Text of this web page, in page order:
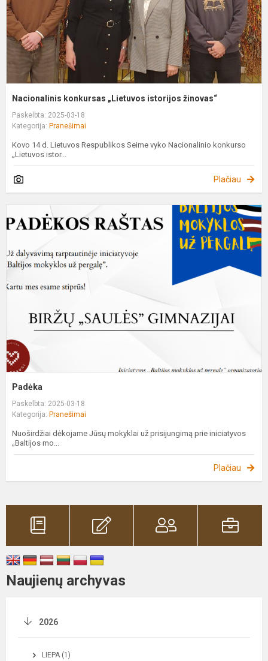
Nacionalinis konkursas „Lietuvos istorijos žinovas“
Paskelbta: 2025-03-18
Kategorija: Pranešimai
Kovo 14 d. Lietuvos Respublikos Seime vyko Nacionalinio konkurso
„Lietuvos istor...
Plačiau
Padėka
Paskelbta: 2025-03-18
Kategorija: Pranešimai
Nuoširdžiai dėkojame Jūsų mokyklai už prisijungimą prie iniciatyvos
„Baltijos mo...
Plačiau
Naujienų archyvas
2026
LIEPA (1)